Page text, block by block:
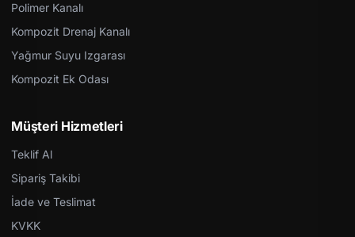
Polimer Kanalı
Kompozit Drenaj Kanalı
Yağmur Suyu Izgarası
Kompozit Ek Odası
Müşteri Hizmetleri
Teklif Al
Sipariş Takibi
İade ve Teslimat
KVKK